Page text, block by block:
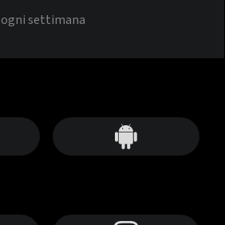
settimana